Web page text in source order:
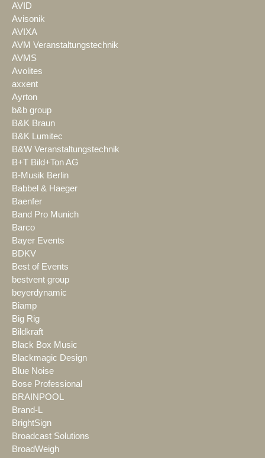
AVID
Avisonik
AVIXA
AVM Veranstaltungstechnik
AVMS
Avolites
axxent
Ayrton
b&b group
B&K Braun
B&K Lumitec
B&W Veranstaltungstechnik
B+T Bild+Ton AG
B-Musik Berlin
Babbel & Haeger
Baenfer
Band Pro Munich
Barco
Bayer Events
BDKV
Best of Events
bestvent group
beyerdynamic
Biamp
Big Rig
Bildkraft
Black Box Music
Blackmagic Design
Blue Noise
Bose Professional
BRAINPOOL
Brand-L
BrightSign
Broadcast Solutions
BroadWeigh